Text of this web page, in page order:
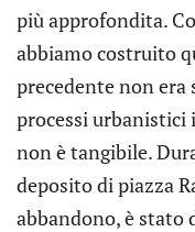
più approfondita.
abbiamo costruito
precedente non
processi urbanistici
non è tangibile.
deposito di piazza
abbandono, è stato